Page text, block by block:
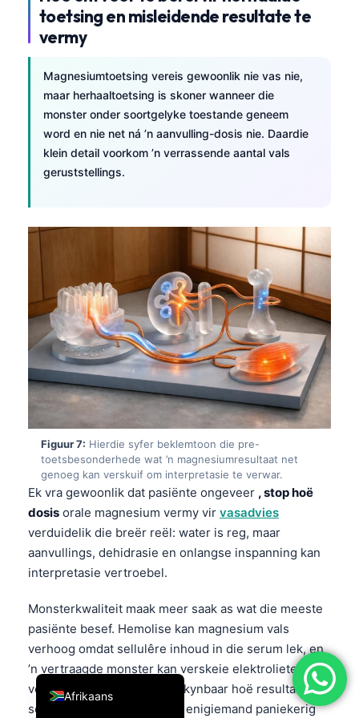
toetsing en misleidende resultate te
vermy
Magnesiumtoetsing vereis gewoonlik nie vas nie,
maar herhaaltoetsing is skoner wanneer die
monster onder soortgelyke toestande geneem
word en nie net ná ’n aanvulling-dosis nie. Daardie
klein detail voorkom ’n verrassende aantal vals
geruststellings.
Figuur 7: Hierdie syfer beklemtoon die pre-
toetsbesonderhede wat ’n magnesiumresultaat net
genoeg kan verskuif om interpretasie te verwar.
Ek vra gewoonlik dat pasiënte ongeveer , stop hoë
dosis orale magnesium vermy vir vasadvies
verduidelik die breër reël: water is reg, maar
aanvullings, dehidrasie en onlangse inspanning kan
interpretasie vertroebel.
Monsterkwaliteit maak meer saak as wat die meeste
pasiënte besef. Hemolise kan magnesium vals
verhoog omdat sellulêre inhoud in die serum lek, en
’n vertraagde monster kan verskeie elektroliete saam
verdraai—daarom moet ’n skynbaar hoë resultaat
soms herhaal word voordat enigiemand paniekerig
Afrikaans
English
Deutsch
العربية
עִבְרִית
Italiano
Español
Português
Ελληνικά
Türkçe
Română
简体中文
فارسی
Български
Dansk
Íslenska
Српски језик
Svenska
Bosanski
Eesti
日本語